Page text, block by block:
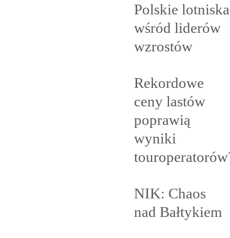
Polskie lotniska
wśród liderów
wzrostów
Rekordowe
ceny lastów
poprawią
wyniki
NIK: Chaos
nad Bałtykiem